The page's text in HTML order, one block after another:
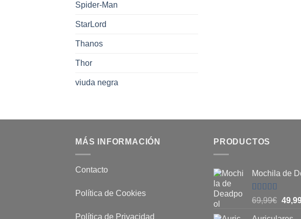
Spider-Man
StarLord
Thanos
Thor
viuda negra
MÁS INFORMACIÓN
Contacto
Política de Cookies
Política de Privacidad
PRODUCTOS
Mochila de
Valorado
con
69,99€ El